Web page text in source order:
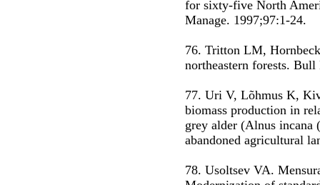
for sixty-five North
Manage. 1997;97:1-24.
76. Tritton LM,
northeastern forests.
77. Uri V, Lõhmus K,
biomass production in
grey alder (Alnus
abandoned agricultural
78. Usoltsev VA.